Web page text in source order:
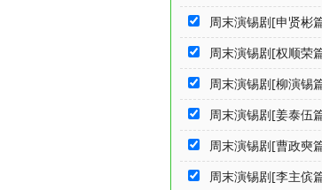
周末演锡剧[申贤彬
周末演锡剧[权顺荣
周末演锡剧[柳演锡
周末演锡剧[姜泰伍
周末演锡剧[曹政奭
周末演锡剧[李主傧